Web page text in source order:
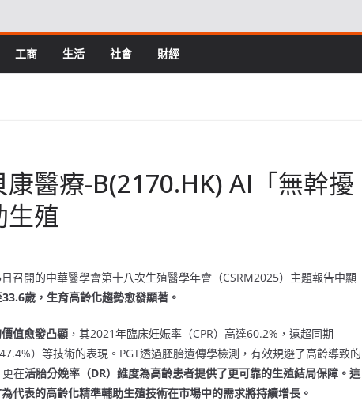
工商 生活 社會 財經
醫療-B(2170.HK) AI「無幹擾
生殖
召開的中華醫學會第十八次生殖醫學年會（CSRM2025）主題報告中顯
33.6歲，生育高齡化趨勢愈發顯著。
值愈發凸顯 ，其2021年臨床妊娠率（CPR）高達60.2%，遠超同期
）等技術的表現。PGT透過胚胎遺傳學檢測，有效規避了高齡導致的
在活胎分娩率（DR）維度為高齡患者提供了更可靠的生殖結局保障。這
為代表的高齡化精準輔助生殖技術在市場中的需求將持續增長。